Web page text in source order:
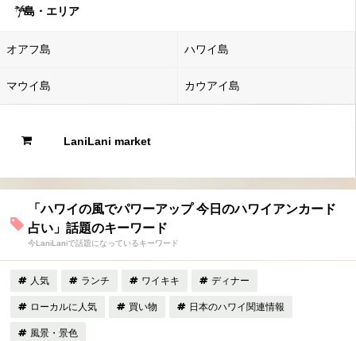
島・エリア
オアフ島 ハワイ島
マウイ島 カウアイ島
LaniLani market
「ハワイの風でパワーアップ 今日のハワイアンカード
占い」話題のキーワード
今LaniLaniで話題になっているキーワード
人気 ランチ ワイキキ ディナー
ローカルに人気 買い物 日本のハワイ関連情報
風景・景色